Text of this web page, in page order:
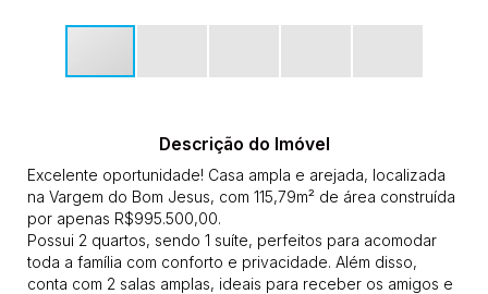
Descrição do Imóvel
Excelente oportunidade! Casa ampla e arejada, localizada
na Vargem do Bom Jesus, com 115,79m² de área construída
por apenas R$995.500,00.
Possui 2 quartos, sendo 1 suíte, perfeitos para acomodar
toda a família com conforto e privacidade. Além disso,
conta com 2 salas amplas, ideais para receber os amigos e